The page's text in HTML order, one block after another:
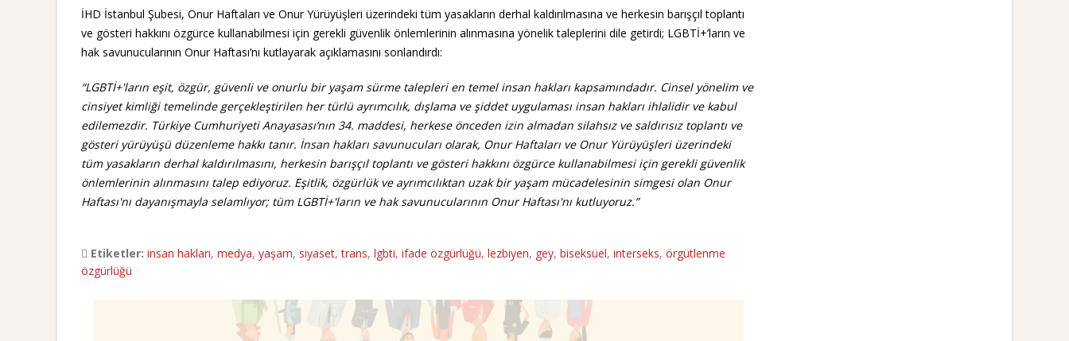
İHD İstanbul Şubesi, Onur Haftaları ve Onur Yürüyüşleri üzerindeki tüm yasakların derhal kaldırılmasına ve herkesin barışçıl toplantı
ve gösteri hakkını özgürce kullanabilmesi için gerekli güvenlik önlemlerinin alınmasına yönelik taleplerini dile getirdi; LGBTİ+’ların ve
hak savunucularının Onur Haftası’nı kutlayarak açıklamasını sonlandırdı:
“LGBTİ+'ların eşit, özgür, güvenli ve onurlu bir yaşam sürme talepleri en temel insan hakları kapsamındadır. Cinsel yönelim ve
cinsiyet kimliği temelinde gerçekleştirilen her türlü ayrımcılık, dışlama ve şiddet uygulaması insan hakları ihlalidir ve kabul
edilemezdir. Türkiye Cumhuriyeti Anayasası’nın 34. maddesi, herkese önceden izin almadan silahsız ve saldırısız toplantı ve
gösteri yürüyüşü düzenleme hakkı tanır. İnsan hakları savunucuları olarak, Onur Haftaları ve Onur Yürüyüşleri üzerindeki
tüm yasakların derhal kaldırılmasını, herkesin barışçıl toplantı ve gösteri hakkını özgürce kullanabilmesi için gerekli güvenlik
önlemlerinin alınmasını talep ediyoruz. Eşitlik, özgürlük ve ayrımcılıktan uzak bir yaşam mücadelesinin simgesi olan Onur
Haftası'nı dayanışmayla selamlıyor; tüm LGBTİ+'ların ve hak savunucularının Onur Haftası'nı kutluyoruz.”
Etiketler: insan hakları, medya, yaşam, siyaset,trans, lgbti, ifade özgürlüğü, lezbiyen, gey, biseksüel, interseks, örgütlenme
özgürlüğü